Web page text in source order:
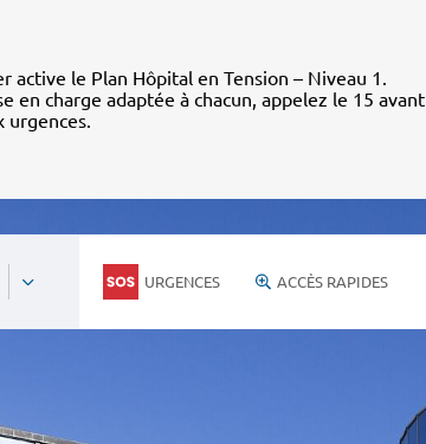
active le Plan Hôpital en Tension – Niveau 1.
en charge adaptée à chacun, appelez le 15 avant
urgences.
URGENCES ACCÈS RAPIDES